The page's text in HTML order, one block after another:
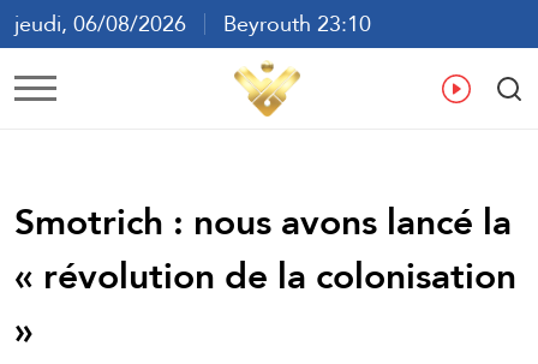
jeudi, 06/08/2026
Beyrouth 23:10
ع
Smotrich : nous avons lancé la
« révolution de la colonisation
»